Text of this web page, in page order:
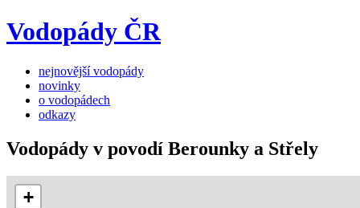
Vodopády ČR
nejnovější vodopády
novinky
o vodopádech
odkazy
Vodopády v povodí Berounky a Střely
+